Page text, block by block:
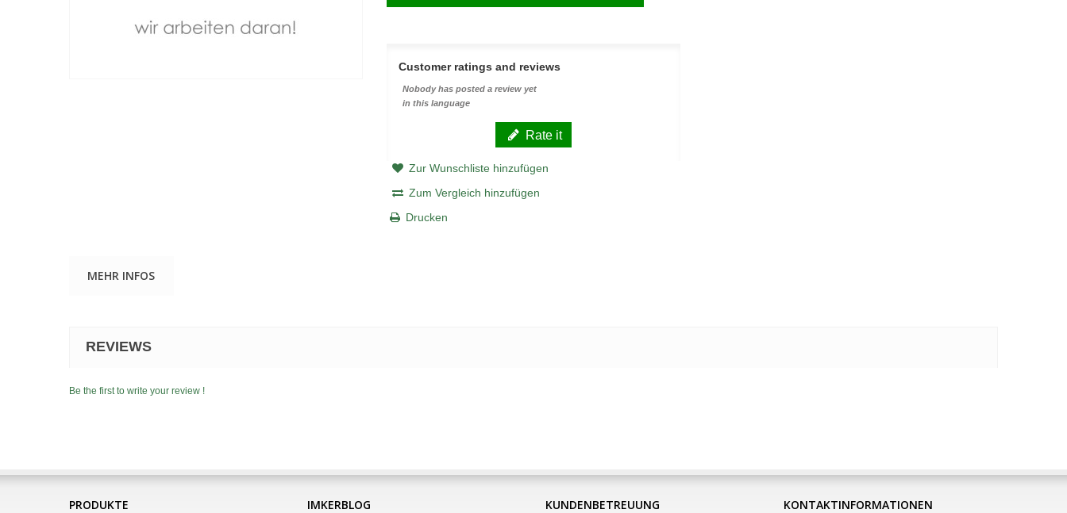
Customer ratings and reviews
Nobody has posted a review yet
in this language
Rate it
Zur Wunschliste hinzufügen
Zum Vergleich hinzufügen
Drucken
MEHR INFOS
REVIEWS
Be the first to write your review !
PRODUKTE IMKERBLOG KUNDENBETREUUNG KONTAKTINFORMATIONEN